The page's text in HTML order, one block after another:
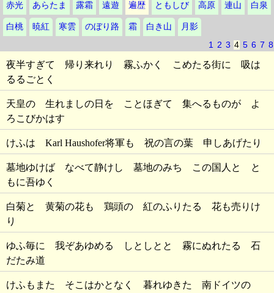
赤光 あらたま 露霜 遠遊 遍歴 ともしび 高原 連山 白泉
白桃 暁紅 寒雲 のぼり路 霜 白き山
月影
1 2 3 4 5 6 7 8
夜半すぎて 帰り来れり 霧ふかく こめたる街に 吸は
るるごとく
天皇の 生れましの日を ことほぎて 集へるものが よ
ろこびかはす
けふは Karl Haushofer将軍も 祝の言の葉 申しあげたり
墓地ゆけば なべて静けし 墓地のみち この国人と と
もに吾ゆく
白菊と 黄菊の花も 鶏頭の 紅のふりたる 花も売りけ
り
ゆふ毎に 我ぞあゆめる しとしとと 霧にぬれたる 石
だたみ道
けふもまた そこはかとなく 暮れゆきた 南ドイツの